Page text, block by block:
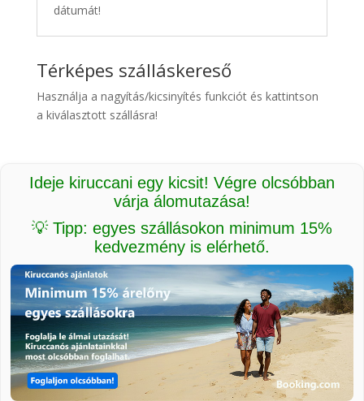
dátumát!
Térképes szálláskereső
Használja a nagyítás/kicsinyítés funkciót és kattintson
a kiválasztott szállásra!
Ideje kiruccani egy kicsit! Végre olcsóbban
várja álomutazása!
💡 Tipp: egyes szállásokon minimum 15%
kedvezmény is elérhető.